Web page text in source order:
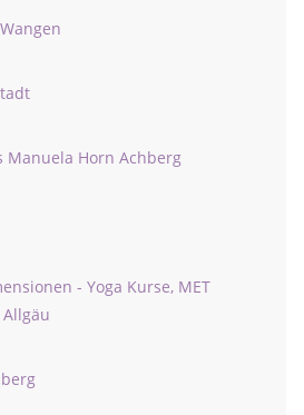
Manuela Horn Achberg
- Yoga Kurse, MET